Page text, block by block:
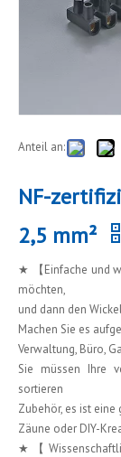
Anteil an:
NF-
2,5 mm²
★ 【Einfache und
möchten,
und dann den
Machen Sie es
Verwaltung, Büro,
Sie müssen Ihre
sortieren
Zubehör, es ist eine
Zäune oder DIY-
★【